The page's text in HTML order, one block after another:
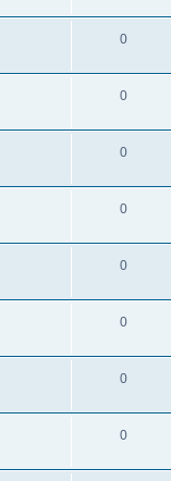
0
0
0
0
0
0
0
0